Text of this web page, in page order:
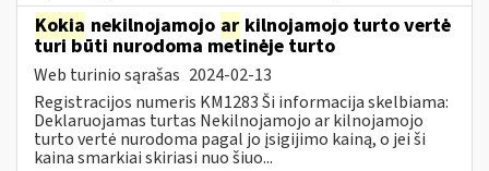
Kokia nekilnojamojo ar kilnojamojo turto vertė
turi būti nurodoma metinėje turto
Web turinio sąrašas 2024-02-13
Registracijos numeris KM1283 Ši informacija skelbiama:
Deklaruojamas turtas Nekilnojamojo ar kilnojamojo
turto vertė nurodoma pagal jo įsigijimo kainą, o jei ši
kaina smarkiai skiriasi nuo šiuo...